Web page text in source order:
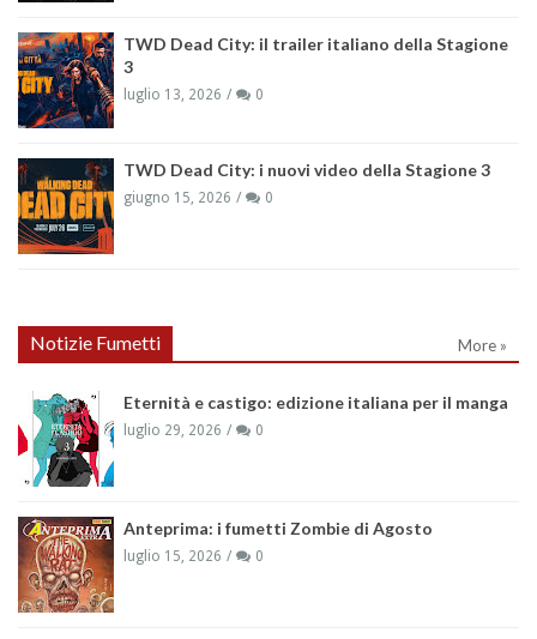
TWD Dead City: il trailer italiano della Stagione
3
luglio 13, 2026 0
TWD Dead City: i nuovi video della Stagione 3
giugno 15, 2026 0
Notizie Fumetti More »
Eternità e castigo: edizione italiana per il manga
luglio 29, 2026 0
Anteprima: i fumetti Zombie di Agosto
luglio 15, 2026 0